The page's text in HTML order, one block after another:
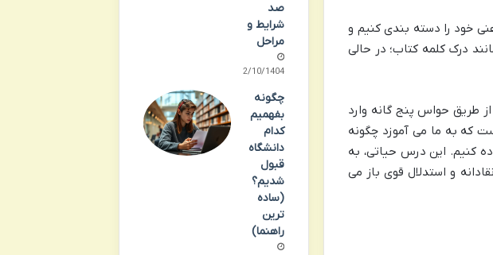
خود را دسته بندی کنیم و
درک کلمه کتاب؛ در حالی
طریق حواس پنج گانه وارد
که به ما می آموزد چگونه
کنیم. این درس حیاتی، به
و استدلال قوی باز می
صد
شرایط و
مراحل
12/10/1404
چگونه
بفهمیم
کدام
دانشگاه
قبول
شدیم؟
(ساده
ترین
راهنما)